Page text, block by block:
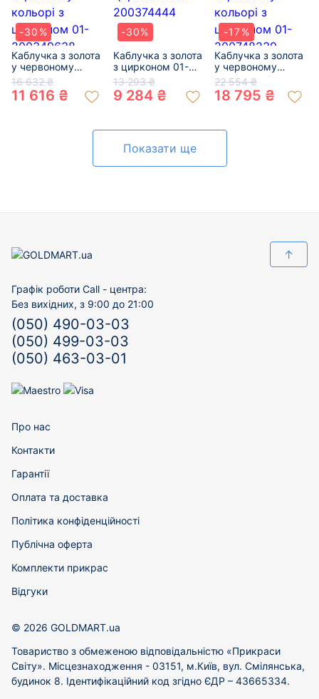
-30%
Каблучка з золота
у червоному
кольорі з
цирконом 01-
200349638
16 632 ₴
11 616 ₴
-30%
Каблучка з золота
з цирконом 01-
200374444
13 293 ₴
9 284 ₴
-17%
Каблучка з золота
у червоному
кольорі з
цирконом 01-
200748239
22 554 ₴
18 795 ₴
Показати ще
↑
Графік роботи Call - центра:
Без вихідних, з 9:00 до 21:00
(050) 490-03-03
(050) 499-03-03
(050) 463-03-01
Про нас
Контакти
Гарантії
Оплата та доставка
Політика конфіденційності
Публічна оферта
Комплекти прикрас
Відгуки
© 2026 GOLDMART.ua
Товариство з обмеженою відповідальністю «Прикраси
Світу». Місцезнаходження - 03151, м.Київ, вул. Смілянська,
будинок 8. Ідентифікаційний код згідно ЄДР – 43665334.